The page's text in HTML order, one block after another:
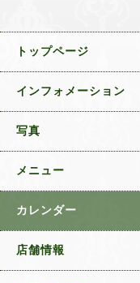
トップページ
インフォメーション
写真
メニュー
カレンダー
店舗情報